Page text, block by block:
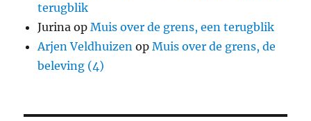
terugblik
Jurina opMuis over de grens, een terugblik
Arjen Veldhuizen opMuis over de grens, de
beleving (4)